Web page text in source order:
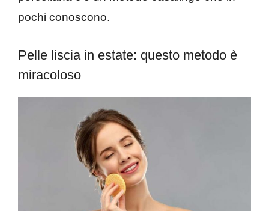
pochi conoscono.
Pelle liscia in estate: questo metodo è
miracoloso